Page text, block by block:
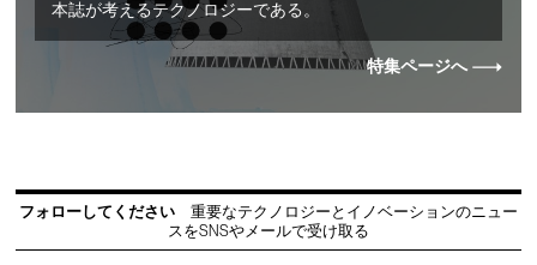
本誌が考えるテクノロジーである。
特集ページへ
フォローしてください
重要なテクノロジーとイノベーションのニュー
スをSNSやメールで受け取る